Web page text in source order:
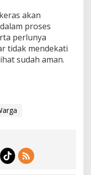
akan
proses
perlunya
tidak mendekati
sudah aman.